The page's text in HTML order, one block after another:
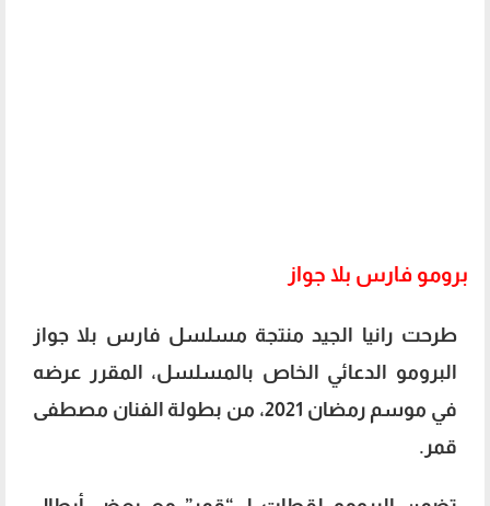
برومو فارس بلا جواز
طرحت رانيا الجيد منتجة مسلسل فارس بلا جواز
البرومو الدعائي الخاص بالمسلسل، المقرر عرضه
في موسم رمضان 2021، من بطولة الفنان مصطفى
قمر.